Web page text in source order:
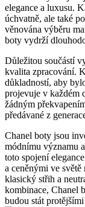
elegance a luxusu.
úchvatně, ale také
věnována výběru
boty ⁢vydrží
Důležitou součástí
kvalita zpracování.
důkladností, aby
projevuje v každém
žádným
předávané z
Chanel boty jsou
módnímu⁢ významu
toto spojení⁤
⁣a ceněnými‌ ve
klasický střih a
kombinace,‌ Chanel
budou stát